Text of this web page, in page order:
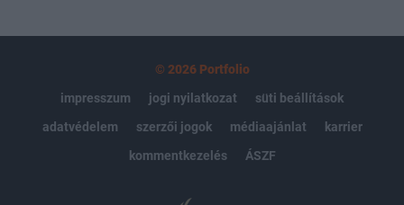
© 2026 Portfolio
impresszum
jogi nyilatkozat
süti beállítások
adatvédelem
szerzői jogok médiaajánlat
karrier
kommentkezelés
ÁSZF